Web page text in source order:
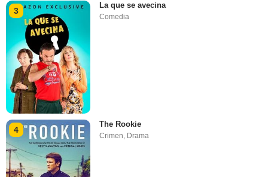
3
La que se avecina
Comedia
4
The Rookie
Crimen Drama